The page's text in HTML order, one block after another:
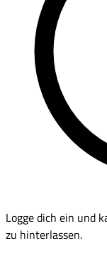
Logge dich ein und
zu hinterlassen.